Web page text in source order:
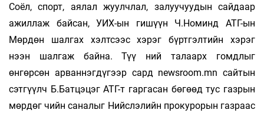
Соёл, спорт, аялал жуулчлал, залуучуудын сайдаар
ажиллаж байсан, УИХ-ын гишүүн Ч.Номинд АТГ-ын
Мөрдөн шалгах хэлтсээс хэрэг бүртгэлтийн хэрэг
нээн шалгаж байна. Түү­ ний талаарх гомдлыг
өнгөрсөн арваннэгдүгээр сард newsroom.mn сайтын
сэтгүүлч Б.Батцэцэг АТГ-т гаргасан бөгөөд тус газрын
мөрдөг­ чийн саналыг Нийслэлийн прокурорын газраас